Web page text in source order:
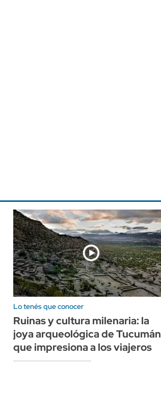
Lo tenés que conocer
Ruinas y cultura milenaria: la
joya arqueológica de Tucumán
que impresiona a los viajeros